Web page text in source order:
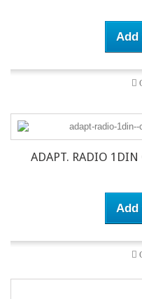
Add
ADAPT. RADIO 1DIN
Add